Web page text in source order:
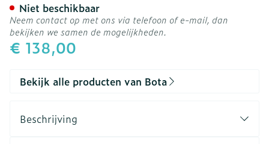
€ 138,00
Niet beschikbaar
Neem contact op met ons via telefoon of e-mail, dan
bekijken we samen de mogelijkheden.
Bekijk alle producten van Bota
Beschrijving